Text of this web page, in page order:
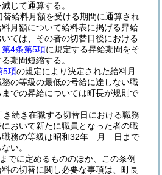
じて通算する。
替給料月額を受ける期間に通算され
月額について給料表に掲げる昇給
ては、その者の切替日後における
第4条第5項に規定する昇給期間をそ
期間短縮する。
5項の規定により決定された給料月
の等級の最低の号給に達しない職
での昇給については町長が規則で
続き在職する切替日における職務
おいて新たに職員となった者の職
職務の等級は昭和32年 月 日まで
い。
までに定めるもののほか、この条例
の切替に関し必要な事項は、町長